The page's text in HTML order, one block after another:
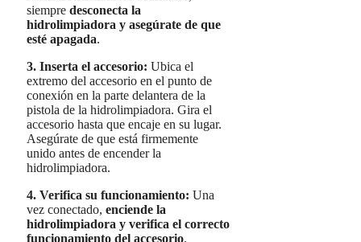
siempre desconecta la
hidrolimpiadora y asegúrate de que
esté apagada.
3. Inserta el accesorio: Ubica el
extremo del accesorio en el punto de
conexión en la parte delantera de la
pistola de la hidrolimpiadora. Gira el
accesorio hasta que encaje en su lugar.
Asegúrate de que está firmemente
unido antes de encender la
hidrolimpiadora.
4. Verifica su funcionamiento: Una
vez conectado, enciende la
hidrolimpiadora y verifica el correcto
funcionamiento del accesorio.